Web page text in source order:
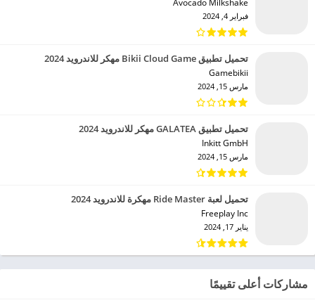
فبراير 4, 2024
تحميل تطبيق Bikii Cloud Game مهكر للاندرويد 2024
Gamebikii‏
مارس 15, 2024
تحميل تطبيق GALATEA مهكر للاندرويد 2024
Inkitt GmbH‏
مارس 15, 2024
تحميل لعبة Ride Master مهكرة للاندرويد 2024
Freeplay Inc‏
يناير 17, 2024
مشاركات أعلى تقييمًا